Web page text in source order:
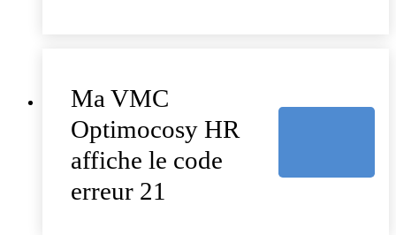
Ma VMC
Optimocosy HR
affiche le code
erreur 21